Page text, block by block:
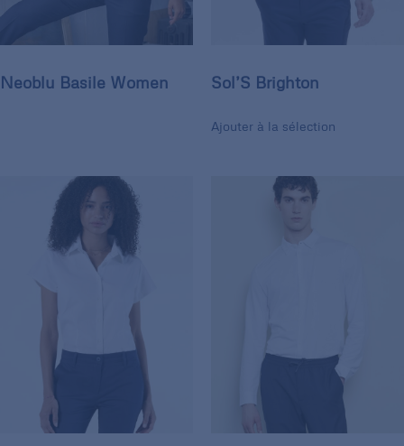
Neoblu Basile Women Sol’S Brighton
Ajouter à la sélection